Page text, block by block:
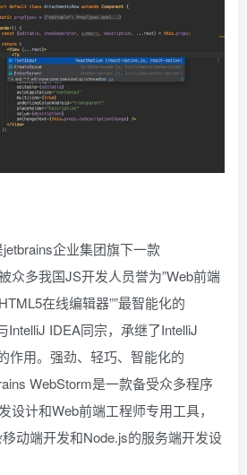
企业集团旗下一款
众多我国JS开发人员誉为”Web前端
在线编辑器””最智能化的
IntelliJ IDEA同宗，承继了IntelliJ
作用。强劲、轻巧、智能化的
WebStorm是一款备受众多程序
设计和Web前端工程师专用工具，
动端开发和Node.js的服务端开发设